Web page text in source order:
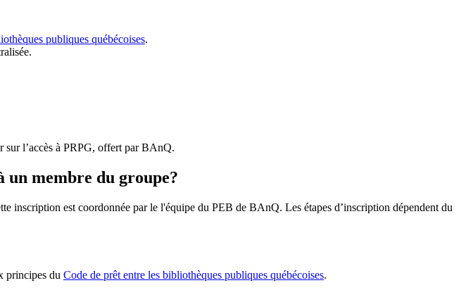
publiques québécoises.
sur l’accès à PRPG, offert par BAnQ.
un membre du groupe?
inscription est coordonnée par le l'équipe du PEB de BAnQ. Les étapes d’inscription dépendent du
principes du Code de prêt entre les bibliothèques publiques québécoises.